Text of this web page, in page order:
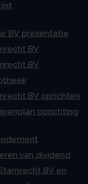
BV presentatie
BV
BV
BV oprichten
oprichting
van dividend
BV en